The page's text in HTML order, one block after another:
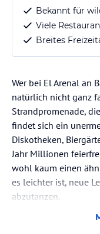
Bekannt für
Viele
Breites
Wer bei El Arenal an
natürlich nicht ganz
Strandpromenade,
findet sich ein
Diskotheken,
Jahr Millionen
wohl kaum einen
es leichter ist, neue
abzutanzen.
Doch El Arenal hat